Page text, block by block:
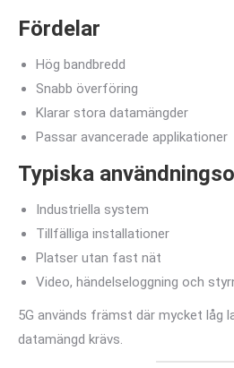
Fördelar
Hög bandbredd
Snabb överföring
Klarar stora datamängder
Passar avancerade applikationer
Typiska
Industriella system
Tillfälliga installationer
Platser utan fast nät
Video, händelseloggning och
5G används främst där mycket låg
datamängd krävs.